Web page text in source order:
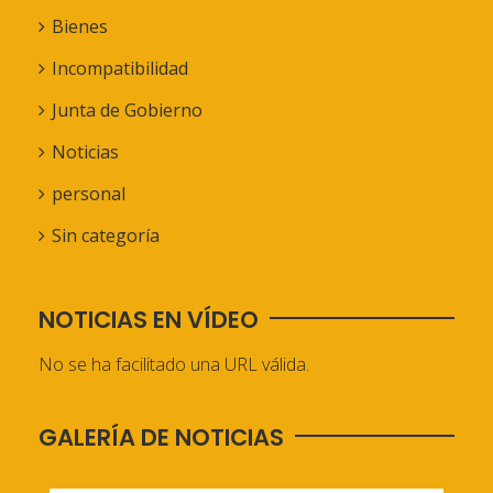
Bienes
Incompatibilidad
Junta de Gobierno
Noticias
personal
Sin categoría
NOTICIAS EN VÍDEO
No se ha facilitado una URL válida.
GALERÍA DE NOTICIAS